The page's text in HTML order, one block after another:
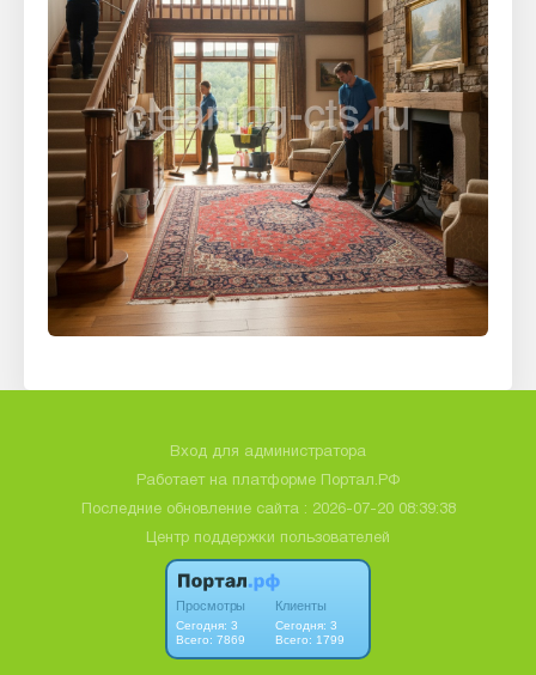
Вход для администратора
Работает на платформе
Портал.РФ
Последние обновление сайта : 2026-07-20 08:39:38
Центр поддержки пользователей